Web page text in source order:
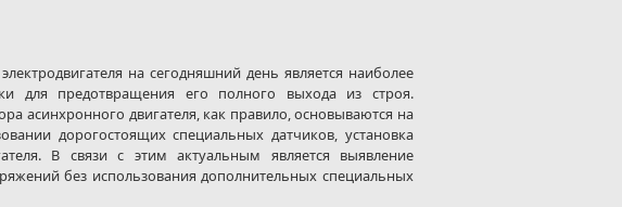
на сегодняшний день является наиболее
для предотвращения его полного выхода из строя.
асинхронного двигателя, как правило, основываются на
дорогостоящих специальных датчиков, установка
В связи с этим актуальным является выявление
без использования дополнительных специальных